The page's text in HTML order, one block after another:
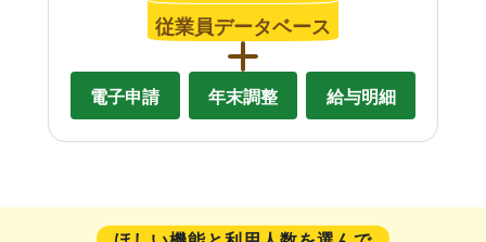
従業員データベース
電子申請 年末調整 給与明細